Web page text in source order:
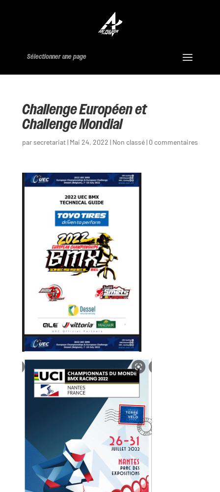
Sélectionner une page
Challenge Européen et
Challenge Mondial
par secretariat| Mai 24, 2022 | Non classé| 0 commentaires